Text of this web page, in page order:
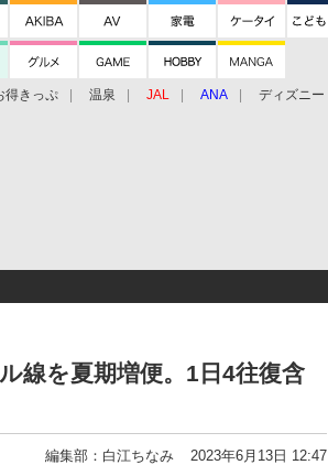
得きっぷ 温泉 JAL ANA ディズニー
線を夏期増便。1日4往復含
編集部：白江ちなみ 2023年6月13日 12:47